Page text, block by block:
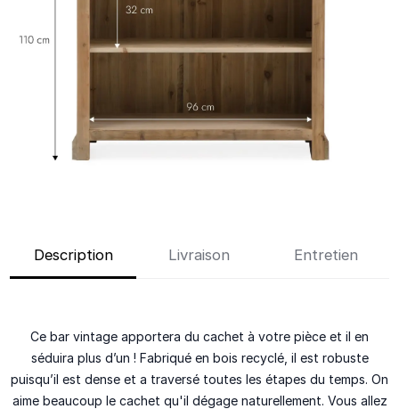
Description Livraison Entretien
Ce bar vintage apportera du cachet à votre pièce et il en
séduira plus d’un ! Fabriqué en bois recyclé, il est robuste
puisqu’il est dense et a traversé toutes les étapes du temps. On
aime beaucoup le cachet qu'il dégage naturellement. Vous allez